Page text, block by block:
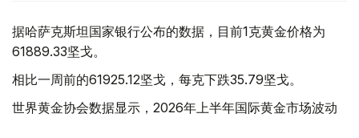
据哈萨克斯坦国家银行公布的数据，目前1克黄金价格为
61889.33坚戈。
相比一周前的61925.12坚戈，每克下跌35.79坚戈。
世界黄金协会数据显示，2026年上半年国际黄金市场波动